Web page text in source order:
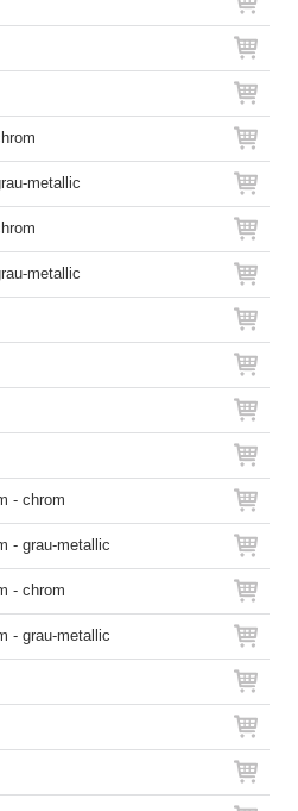
metallic
metallic
- chrom
- grau-metallic
- chrom
- grau-metallic